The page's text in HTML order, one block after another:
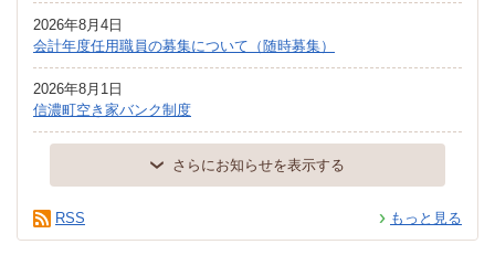
2026年8月4日
会計年度任用職員の募集について（随時募集）
2026年8月1日
信濃町空き家バンク制度
さらにお知らせを表示する
もっと見る
RSS